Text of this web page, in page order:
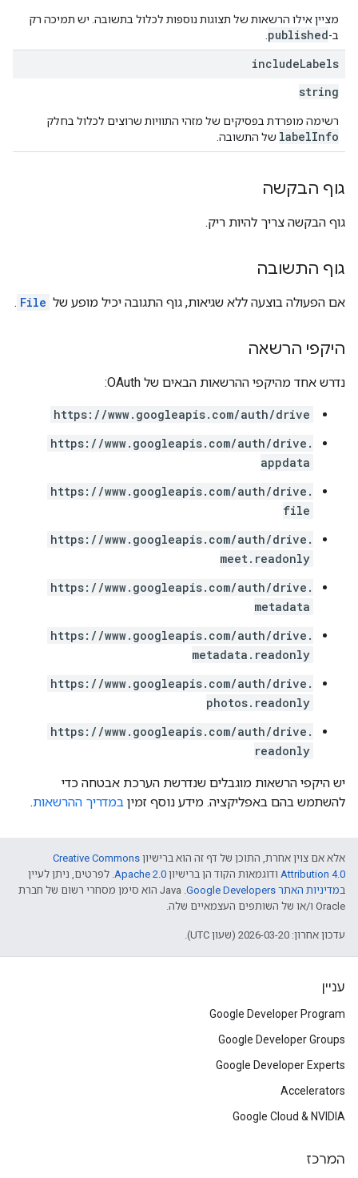
מציין אילו הרשאות של תצוגות נוספות לכלול בתשובה. יש תמיכה רק
ב-published
includeLabels
string
רשימה מופרדת בפסיקים של מזהי התוויות שרוצים לכלול בחלק
labelInfo של התשובה.
גוף הבקשה
גוף הבקשה צריך להיות ריק.
גוף התשובה
אם הפעולה בוצעה ללא שגיאות, גוף התגובה יכיל מופע של File
.
היקפי הרשאה
נדרש אחד מהיקפי ההרשאות הבאים של OAuth:
https://www.googleapis.com/auth/drive
https://www.googleapis.com/auth/drive.
appdata
https://www.googleapis.com/auth/drive.
file
https://www.googleapis.com/auth/drive.
meet.readonly
https://www.googleapis.com/auth/drive.
metadata
https://www.googleapis.com/auth/drive.
metadata.readonly
https://www.googleapis.com/auth/drive.
photos.readonly
https://www.googleapis.com/auth/drive.
readonly
יש היקפי הרשאות מוגבלים שנדרשת הערכת אבטחה כדי
להשתמש בהם באפליקציה. מידע נוסף זמין במדריך ההרשאות.
אלא אם צוין אחרת, התוכן של דף זה הוא ברישיון Creative Commons
Attribution 4.0 ודוגמאות הקוד הן ברישיון Apache 2.0. לפרטים, ניתן לעיין
במדיניות האתר Google Developers‏
.‏ Java הוא סימן מסחרי רשום של חברת
Oracle ו/או של השותפים העצמאיים שלה.
עדכון אחרון: 2026-03-20 (שעון UTC).
עניין
Google Developer Program
Google Developer Groups
Google Developer Experts
Accelerators
Google Cloud & NVIDIA
המרכז